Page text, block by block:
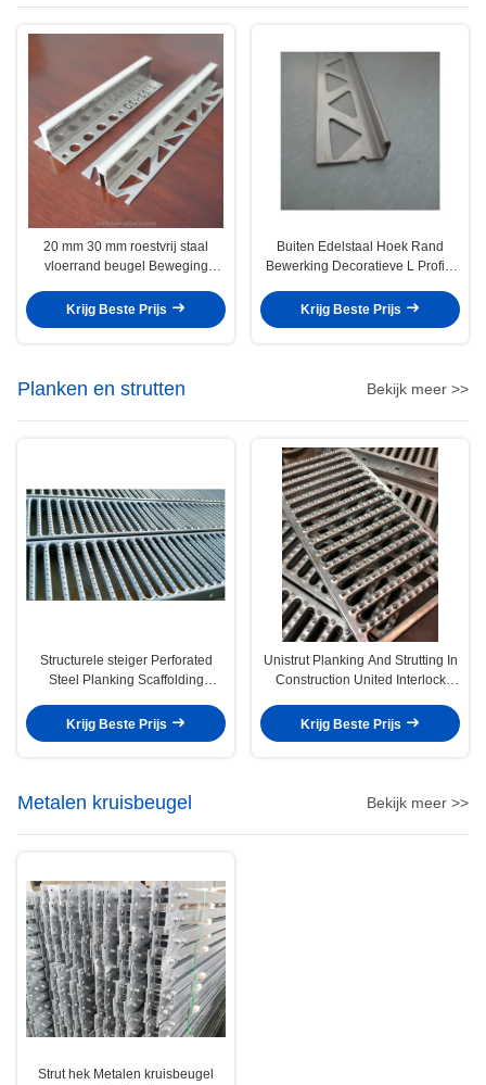
20 mm 30 mm roestvrij staal
vloerrand beugel Beweging
Krijg Beste Prijs
Buiten Edelstaal Hoek Rand
Bewerking Decoratieve L Profiel
Krijg Beste Prijs
Planken en strutten Bekijk meer >>
Structurele steiger Perforated
Steel Planking Scaffolding
Krijg Beste Prijs
Unistrut Planking And Strutting In
Construction United Interlock
Krijg Beste Prijs
Metalen kruisbeugel Bekijk meer >>
Strut hek Metalen kruisbeugel